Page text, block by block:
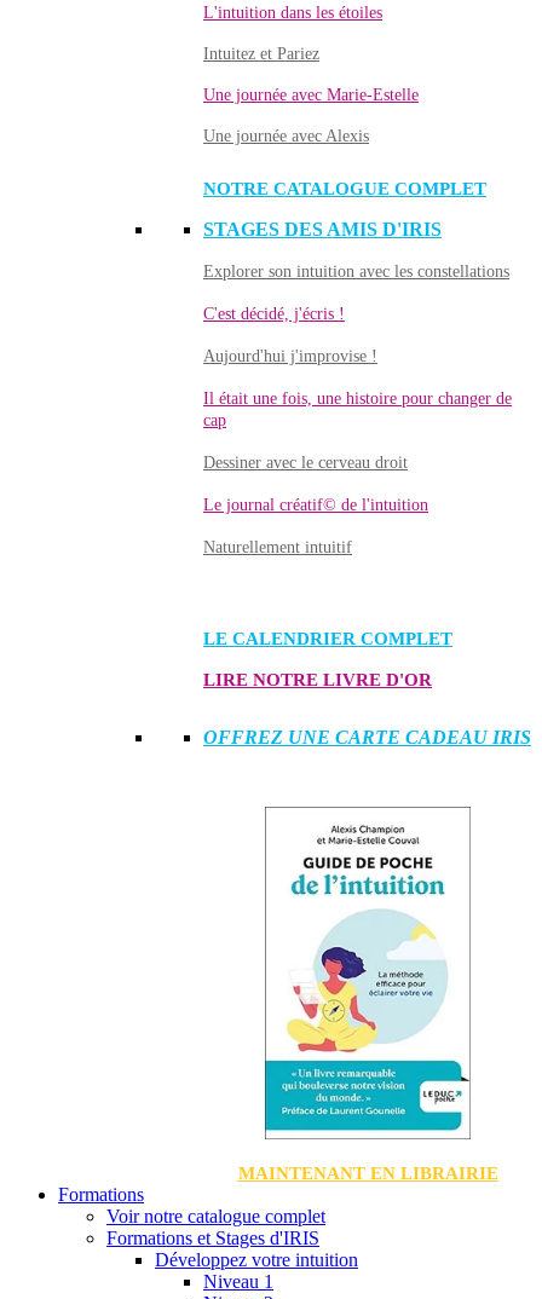
L'intuition dans les étoiles
Intuitez et Pariez
Une journée avec Marie-Estelle
Une journée avec Alexis
NOTRE CATALOGUE COMPLET
STAGES DES AMIS D'IRIS
Explorer son intuition avec les constellations
C'est décidé, j'écris !
Aujourd'hui j'improvise !
Il était une fois, une histoire pour changer de
cap
Dessiner avec le cerveau droit
Le journal créatif© de l'intuition
Naturellement intuitif
LE CALENDRIER COMPLET
LIRE NOTRE LIVRE D'OR
OFFREZ UNE CARTE CADEAU IRIS
MAINTENANT EN LIBRAIRIE
Formations
Voir notre catalogue complet
Formations et Stages d'IRIS
Développez votre intuition
Niveau 1